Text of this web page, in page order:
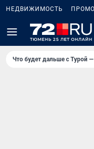
НЕДВИЖИМОСТЬ
Что будет дальше с Турой